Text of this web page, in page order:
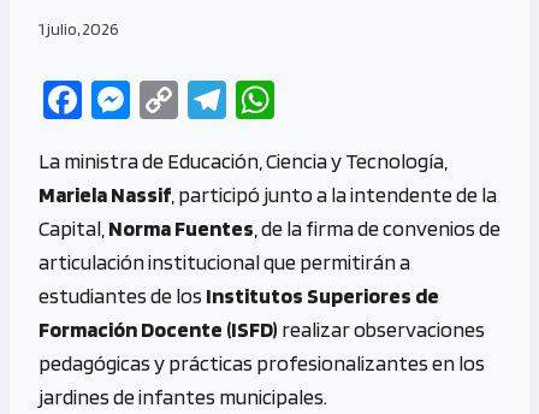
1 julio, 2026
Fa
b
o
o
k
M
se
n
g
er
C
py
Li
n
k
Te
gr
a
m
at
s
A
p
p
La ministra de Educación, Ciencia y Tecnología,
Mariela Nassif , participó junto a la intendente de la
Capital, Norma Fuentes , de la firma de convenios de
articulación institucional que permitirán a
estudiantes de los Institutos Superiores de
Formación Docente (ISFD) realizar observaciones
pedagógicas y prácticas profesionalizantes en los
jardines de infantes municipales.